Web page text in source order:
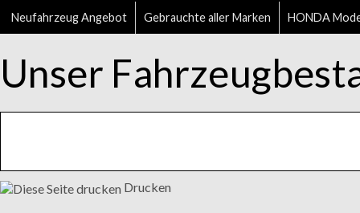
Neufahrzeug Angebot Gebrauchte aller Marken HONDA
Unser
Drucken